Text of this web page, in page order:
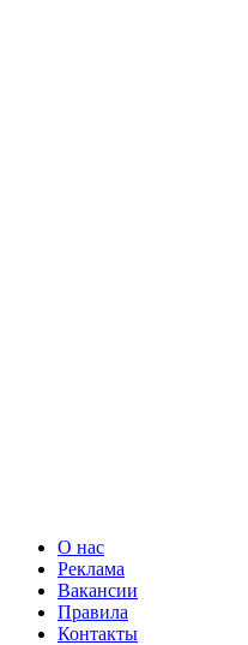
О нас
Реклама
Вакансии
Правила
Контакты